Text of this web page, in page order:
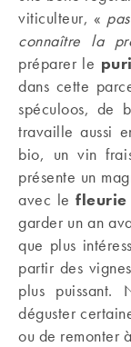
viticulteur, «
connaître la
préparer le
dans cette
spéculoos, de
travaille aussi
bio, un vin
présente un
avec lefleurie
garder un an
que plus
partir des
plus puissant.
déguster
ou de remonter